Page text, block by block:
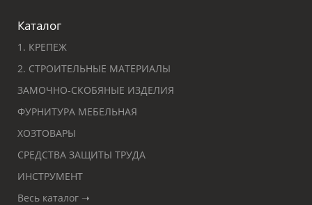
Каталог
1. КРЕПЕЖ
2. СТРОИТЕЛЬНЫЕ МАТЕРИАЛЫ
ЗАМОЧНО-СКОБЯНЫЕ ИЗДЕЛИЯ
ФУРНИТУРА МЕБЕЛЬНАЯ
ХОЗТОВАРЫ
СРЕДСТВА ЗАЩИТЫ ТРУДА
ИНСТРУМЕНТ
Весь каталог ➝